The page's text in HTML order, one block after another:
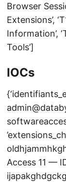
Browser
Extensions’,
Information’,
Tools’]
IOCs
Access 11 —